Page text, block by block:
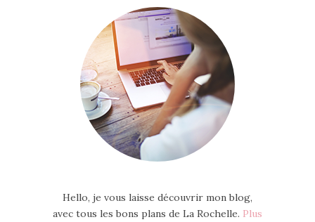
Hello, je vous laisse découvrir mon blog,
avec tous les bons plans de La Rochelle. Plus